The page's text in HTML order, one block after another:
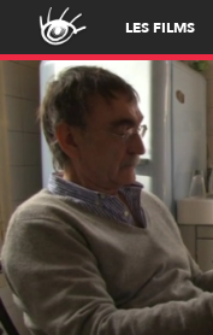
LES FILMS